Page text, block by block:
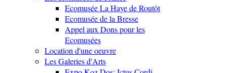
Ecomusée La Haye de Routôt
Ecomusée de la Bresse
Appel aux Dons pour les
Ecomusées
Location d'une oeuvre
Les Galeries d'Arts